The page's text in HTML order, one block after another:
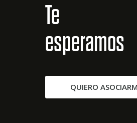
Te
esperamos
QUIERO